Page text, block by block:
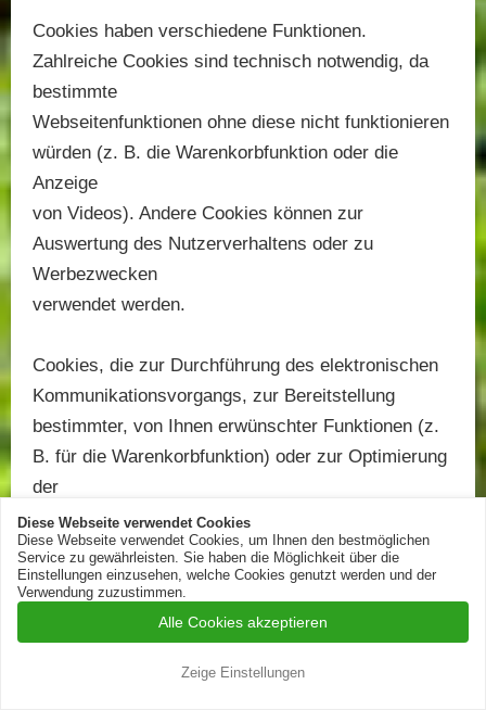
Cookies haben verschiedene Funktionen.
Zahlreiche Cookies sind technisch notwendig, da
bestimmte
Webseitenfunktionen ohne diese nicht funktionieren
würden (z. B. die Warenkorbfunktion oder die
Anzeige
von Videos). Andere Cookies können zur
Auswertung des Nutzerverhaltens oder zu
Werbezwecken
verwendet werden.
Cookies, die zur Durchführung des elektronischen
Kommunikationsvorgangs, zur Bereitstellung
bestimmter, von Ihnen erwünschter Funktionen (z.
B. für die Warenkorbfunktion) oder zur Optimierung
der
Website (z. B. Cookies zur Messung des
Webpublikums) erforderlich sind (notwendige
Cookies), werden auf
Grundlage von Art. 6 Abs. 1 lit. f DSGVO
gespeichert, sofern keine andere Rechtsgrundlage
Diese Webseite verwendet Cookies
Diese Webseite verwendet Cookies, um Ihnen den bestmöglichen
Service zu gewährleisten. Sie haben die Möglichkeit über die
Einstellungen einzusehen, welche Cookies genutzt werden und der
Verwendung zuzustimmen.
Alle Cookies akzeptieren
Zeige Einstellungen